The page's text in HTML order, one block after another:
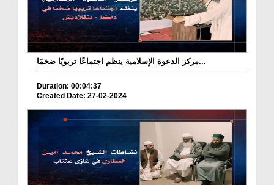
مركز الدعوة الإسلامية ينظم اجتماعًا تربويًا ضخمًا...
Duration: 00:04:37
Created Date: 27-02-2024